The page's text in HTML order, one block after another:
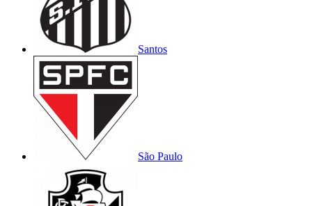
Santos
São Paulo